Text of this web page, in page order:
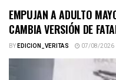
EMPUJAN A ADULTO
CAMBIA VERSIÓN DE
BYEDICION_VERITAS 07/08/2026